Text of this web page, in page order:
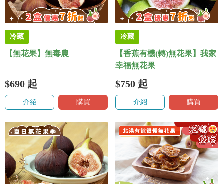
冷藏
【無花果】無毒農
$690 起
介紹 購買
冷藏
【香蕉有機(轉)無花果】我家
幸福無花果
$750 起
介紹 購買